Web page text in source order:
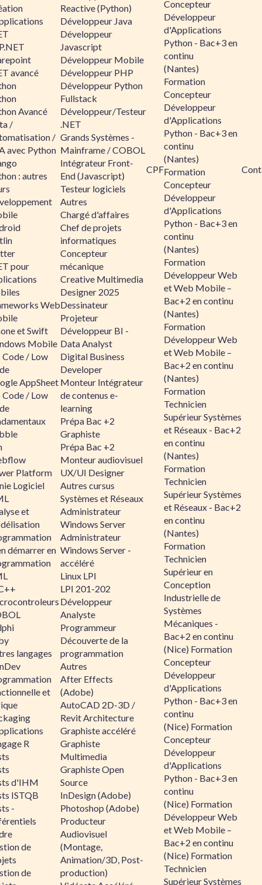
avancé
Avancé
/
/
avec Python
: autres
pour
Web
et Swift
Mobile
/ Low
AppSheet
/ Low
Platform
Logiciel
et
démarrer en
langages
et
R
d'IHM
ISTQB
-
de
de
Reactive (Python)
Développeur Java
Développeur
Javascript
Développeur Mobile
Développeur PHP
Développeur Python
Fullstack
Développeur/Testeur
.NET
Grands Systèmes -
Mainframe / COBOL
Intégrateur Front-
End (Javascript)
Testeur logiciels
Autres
Chargé d'affaires
Chef de projets
informatiques
Concepteur
mécanique
Creative Multimedia
Designer 2025
Dessinateur
Projeteur
Développeur BI -
Data Analyst
Digital Business
Developer
Monteur Intégrateur
de contenus e-
learning
Prépa Bac +2
Graphiste
Prépa Bac +2
Monteur audiovisuel
UX/UI Designer
Autres cursus
Systèmes et Réseaux
Administrateur
Windows Server
Administrateur
Windows Server -
accéléré
Linux LPI
LPI 201-202
Développeur
Analyste
Programmeur
Découverte de la
programmation
Autres
After Effects
(Adobe)
AutoCAD 2D-3D /
Revit Architecture
Graphiste accéléré
Graphiste
Multimedia
Graphiste Open
Source
InDesign (Adobe)
Photoshop (Adobe)
Producteur
Audiovisuel
(Montage,
Animation/3D, Post-
production)
CPF
Concepteur
Développeur
d'Applications
Python - Bac+3 en
continu
(Nantes)
Formation
Concepteur
Développeur
d'Applications
Python - Bac+3 en
continu
(Nantes)
Formation
Concepteur
Développeur
d'Applications
Python - Bac+3 en
continu
(Nantes)
Formation
Développeur Web
et Web Mobile –
Bac+2 en continu
(Nantes)
Formation
Développeur Web
et Web Mobile –
Bac+2 en continu
(Nantes)
Formation
Technicien
Supérieur Systèmes
et Réseaux - Bac+2
en continu
(Nantes)
Formation
Technicien
Supérieur Systèmes
et Réseaux - Bac+2
en continu
(Nantes)
Formation
Technicien
Supérieur en
Conception
Industrielle de
Systèmes
Mécaniques -
Bac+2 en continu
(Nice) Formation
Concepteur
Développeur
d'Applications
Python - Bac+3 en
continu
(Nice) Formation
Concepteur
Développeur
d'Applications
Python - Bac+3 en
continu
(Nice) Formation
Développeur Web
et Web Mobile –
Bac+2 en continu
(Nice) Formation
Technicien
Supérieur Systèmes